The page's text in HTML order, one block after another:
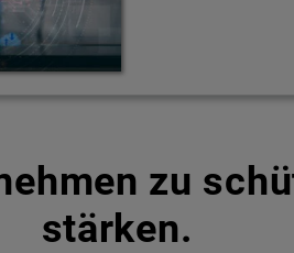
zu
stärken.